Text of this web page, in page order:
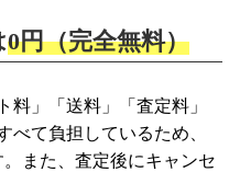
0円（完全無料）
料」「送料」「査定料」
べて負担しているため、
また、査定後にキャンセ